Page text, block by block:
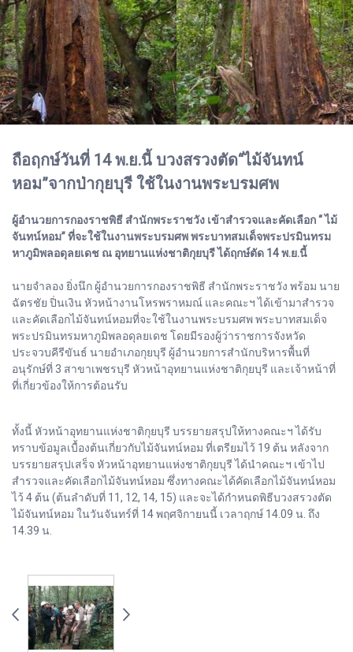
ถือฤกษ์วันที่ 14 พ.ย.นี้ บวงสรวงตัด“ไม้จันทน์
หอม”จากป่ากุยบุรี ใช้ในงานพระบรมศพ
ผู้อำนวยการกองราชพิธี สำนักพระราชวัง เข้าสำรวจและคัดเลือก “ ไม้
จันทน์หอม” ที่จะใช้ในงานพระบรมศพ พระบาทสมเด็จพระปรมินทรม
หาภูมิพลอดุลยเดช ณ อุทยานแห่งชาติกุยบุรี ได้ฤกษ์ตัด 14 พ.ย.นี้
นายจำลอง ยิ่งนึก ผู้อำนวยการกองราชพิธี สำนักพระราชวัง พร้อม นาย
ฉัตรชัย ปิ่นเงิน หัวหน้างานโหรพราหมณ์ และคณะฯ ได้เข้ามาสำรวจ
และคัดเลือกไม้จันทน์หอมที่จะใช้ในงานพระบรมศพ พระบาทสมเด็จ
พระปรมินทรมหาภูมิพลอดุลยเดช โดยมีรองผู้ว่าราชการจังหวัด
ประจวบคีรีขันธ์ นายอำเภอกุยบุรี ผู้อำนวยการสำนักบริหารพื้นที่
อนุรักษ์ที่ 3 สาขาเพชรบุรี หัวหน้าอุทยานแห่งชาติกุยบุรี และเจ้าหน้าที่
ที่เกี่ยวข้องให้การต้อนรับ
ทั้งนี้ หัวหน้าอุทยานแห่งชาติกุยบุรี บรรยายสรุปให้ทางคณะฯ ได้รับ
ทราบข้อมูลเบื้องต้นเกี่ยวกับไม้จันทน์หอม ที่เตรียมไว้ 19 ต้น หลังจาก
บรรยายสรุปเสร็จ หัวหน้าอุทยานแห่งชาติกุยบุรี ได้นำคณะฯ เข้าไป
สำรวจและคัดเลือกไม้จันทน์หอม ซึ่งทางคณะได้คัดเลือกไม้จันทน์หอม
ไว้ 4 ต้น (ต้นลำดับที่ 11, 12, 14, 15) และจะได้กำหนดพิธีบวงสรวงตัด
ไม้จันทน์หอม ในวันจันทร์ที่ 14 พฤศจิกายนนี้ เวลาฤกษ์ 14.09 น. ถึง
14.39 น.